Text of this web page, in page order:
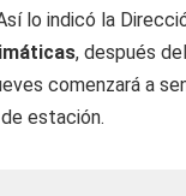
lo indicó la
, después
comenzará a
estación.